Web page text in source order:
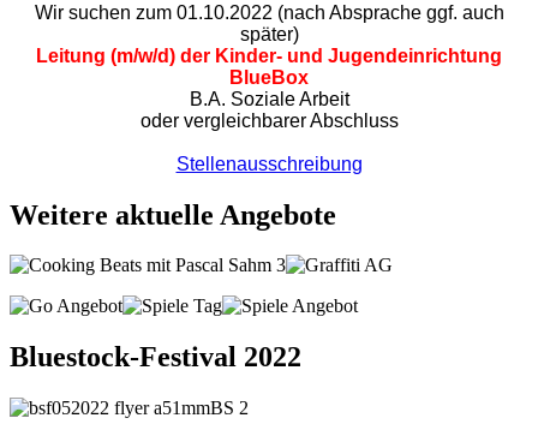
Wir suchen zum 01.10.2022 (nach Absprache ggf. auch
später)
Leitung (m/w/d) der Kinder- und Jugendeinrichtung
BlueBox
B.A. Soziale Arbeit
oder vergleichbarer Abschluss
Stellenausschreibung
Weitere aktuelle Angebote
Bluestock-Festival 2022